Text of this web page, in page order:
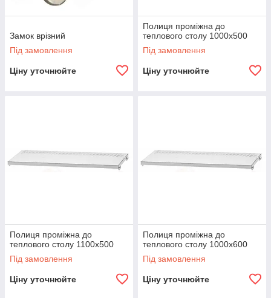
Замок врізний
Під замовлення
Ціну уточнюйте
Полиця проміжна до
теплового столу 1000х500
Під замовлення
Ціну уточнюйте
Полиця проміжна до
теплового столу 1100х500
Під замовлення
Ціну уточнюйте
Полиця проміжна до
теплового столу 1000х600
Під замовлення
Ціну уточнюйте